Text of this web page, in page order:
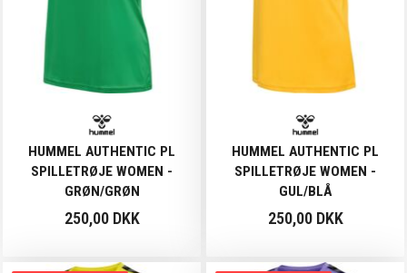
HUMMEL AUTHENTIC PL
SPILLETRØJE WOMEN -
GRØN/GRØN
250,00 DKK
HUMMEL AUTHENTIC PL
SPILLETRØJE WOMEN -
GUL/BLÅ
250,00 DKK